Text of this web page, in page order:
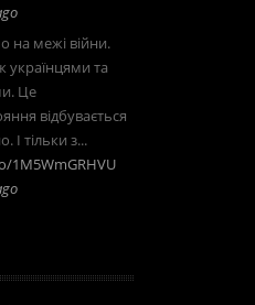
на межі війни.
українцями та
Це
відбувається
І тільки з...
1M5WmGRHVU